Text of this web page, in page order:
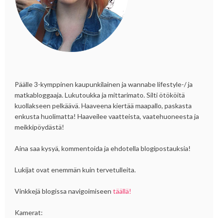
Päälle 3-kymppinen kaupunkilainen ja wannabe lifestyle-/ ja
matkabloggaaja. Lukutoukka ja mittarimato. Silti ötököitä
kuollakseen pelkäävä. Haaveena kiertää maapallo, paskasta
enkusta huolimatta! Haaveilee vaatteista, vaatehuoneesta ja
meikkipöydästä!
Aina saa kysyä, kommentoida ja ehdotella blogipostauksia!
Lukijat ovat enemmän kuin tervetulleita.
Vinkkejä blogissa navigoimiseen täällä!
Kamerat: